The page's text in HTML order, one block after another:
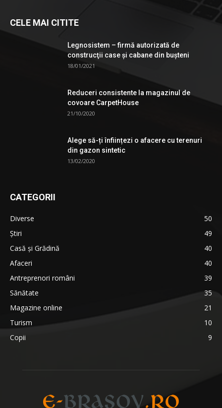
CELE MAI CITITE
Legnosistem – firmă autorizată de
construcţii case și cabane din bușteni
18/01/2021
Reduceri consistente la magazinul de
covoare CarpetHouse
21/10/2020
Alege să-ți înființezi o afacere cu terenuri
din gazon sintetic
13/02/2020
CATEGORII
Diverse
50
Știri
49
Casă și Grădină
40
Afaceri
40
Antreprenori români
39
Sănătate
35
Magazine online
21
Turism
10
Copii
9